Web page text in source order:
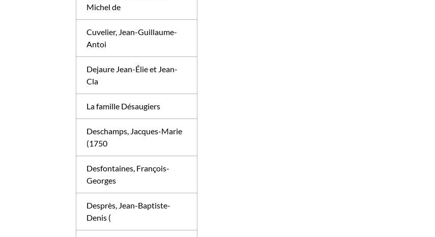
Michel de
Cuvelier, Jean-Guillaume-
Antoi
Dejaure Jean-Élie et Jean-
Cla
La famille Désaugiers
Deschamps, Jacques-Marie
(1750
Desfontaines, François-
Georges
Desprès, Jean-Baptiste-
Denis (